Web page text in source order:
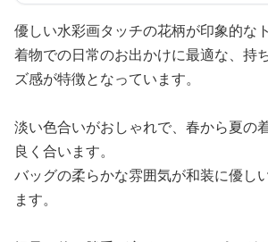
優しい水彩画タッチの花柄が印象的な
着物での日常のお出かけに最適な、持
ズ感が特徴となっています。
淡い色合いがおしゃれで、春から夏の
良く合います。
バッグの柔らかな雰囲気が和装に優し
ます。